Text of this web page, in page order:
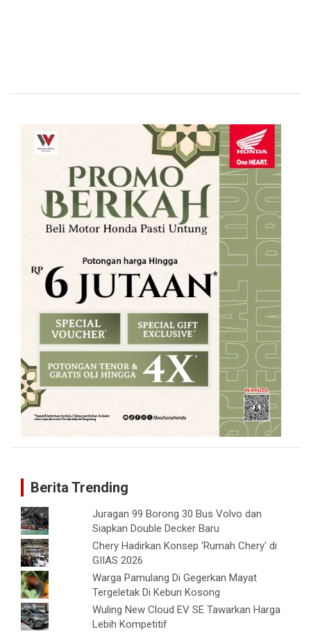
Berita Trending
Juragan 99 Borong 30 Bus Volvo dan
Siapkan Double Decker Baru
Chery Hadirkan Konsep 'Rumah Chery' di
GIIAS 2026
Warga Pamulang Di Gegerkan Mayat
Tergeletak Di Kebun Kosong
Wuling New Cloud EV SE Tawarkan Harga
Lebih Kompetitif